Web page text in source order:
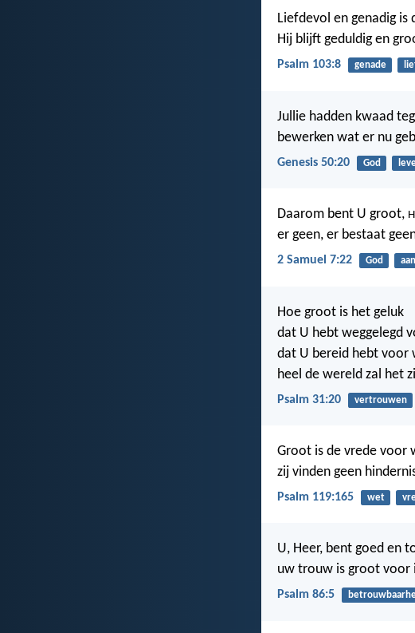
Liefdevol en genadig is
Hij blijft geduldig en
Psalm 103:8 genade
Jullie hadden kwaad
bewerken wat er nu
Genesis 50:20 God
Daarom bent U groot,
er geen, er bestaat
2 Samuel 7:22 God
Hoe groot is het geluk
dat U hebt weggelegd
dat U bereid hebt voor
heel de wereld zal het
Psalm 31:20 vertrouwen
Groot is de vrede voor
zij vinden geen
Psalm 119:165 wet
U, Heer, bent goed en
uw trouw is groot voor
Psalm 86:5